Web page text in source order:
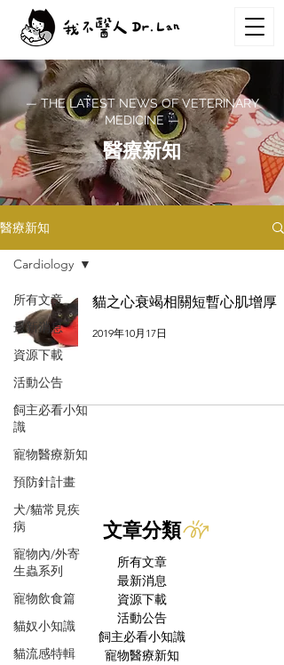
— THE LATEST NEWS OF VETERINARY
MEDICINE —
醫療新知
醫療新知
所有文章
最新消息
資源下載
活動公告
飼主必看小知
識
寵物醫療新知
預防針計畫
犬/貓常見疾
病
寵物內/外寄
生蟲系列
寵物飲食篇
貓奴小知識
貓流感特輯
Cardiology
貓之心衰竭相關短暫心肌增厚
2019年10月17日
文章分類
所有文章
最新消息
資源下載
活動公告
飼主必看小知識
寵物醫療新知